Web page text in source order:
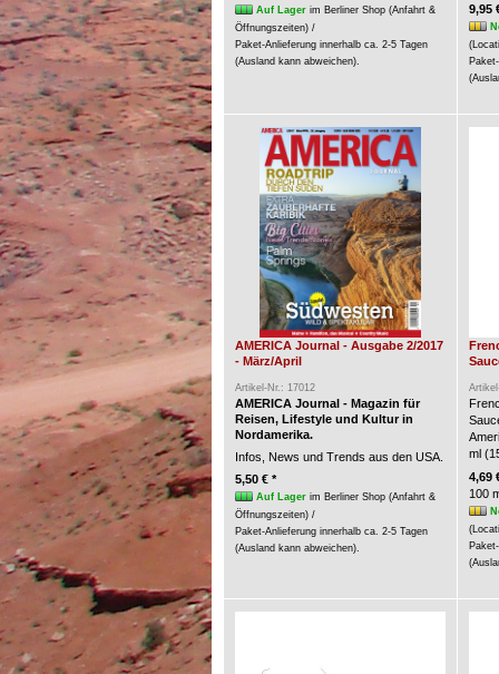
Auf Lagerim Berliner Shop (Anfahrt &
Öffnungszeiten) /
Paket-Anlieferung innerhalb ca. 2-5 Tagen
(Ausland kann abweichen).
9,95
AMERICA Journal - Ausgabe 2/2017
- März/April
Artikel-Nr.: 17012
AMERICA Journal - Magazin für
Reisen, Lifestyle und Kultur in
Nordamerika.
Infos, News und Trends aus den USA.
5,50 € *
Auf Lagerim Berliner Shop (Anfahrt &
Öffnungszeiten) /
Paket-Anlieferung innerhalb ca. 2-5 Tagen
(Ausland kann abweichen).
ml
4,69
100